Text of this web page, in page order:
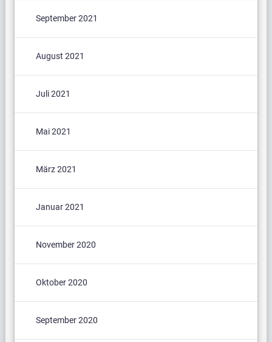
September 2021
August 2021
Juli 2021
Mai 2021
März 2021
Januar 2021
November 2020
Oktober 2020
September 2020